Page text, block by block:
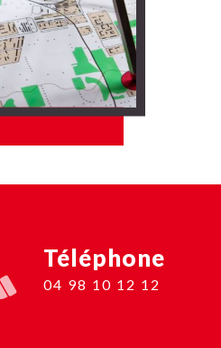
Téléphone
04 98 10 12 12